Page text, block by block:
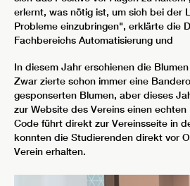
erlernt, was nötig ist, um sich bei der
Probleme einzubringen", erklärte die
Fachbereichs Automatisierung und
In diesem Jahr erschienen die
Zwar zierte schon immer eine
gesponserten Blumen, aber dieses
zur Website des Vereins einen echten
Code führt direkt zur Vereinsseite in
konnten die Studierenden direkt vor
Verein erhalten.